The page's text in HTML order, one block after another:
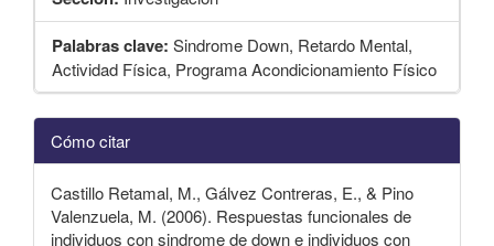
Palabras clave: Sindrome Down, Retardo Mental,
Actividad Física, Programa Acondicionamiento Físico
Detalles
del
artículo
Cómo citar
Castillo Retamal, M., Gálvez Contreras, E., & Pino
Valenzuela, M. (2006). Respuestas funcionales de
individuos con sindrome de down e individuos con